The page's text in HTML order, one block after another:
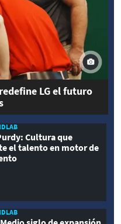
LG el futuro
Cultura que
el talento en motor de